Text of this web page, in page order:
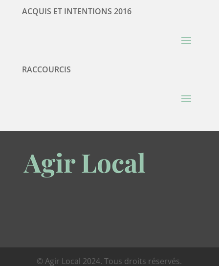
ACQUIS ET INTENTIONS 2016
RACCOURCIS
© Agir Local 2024. Tous droits réservés.